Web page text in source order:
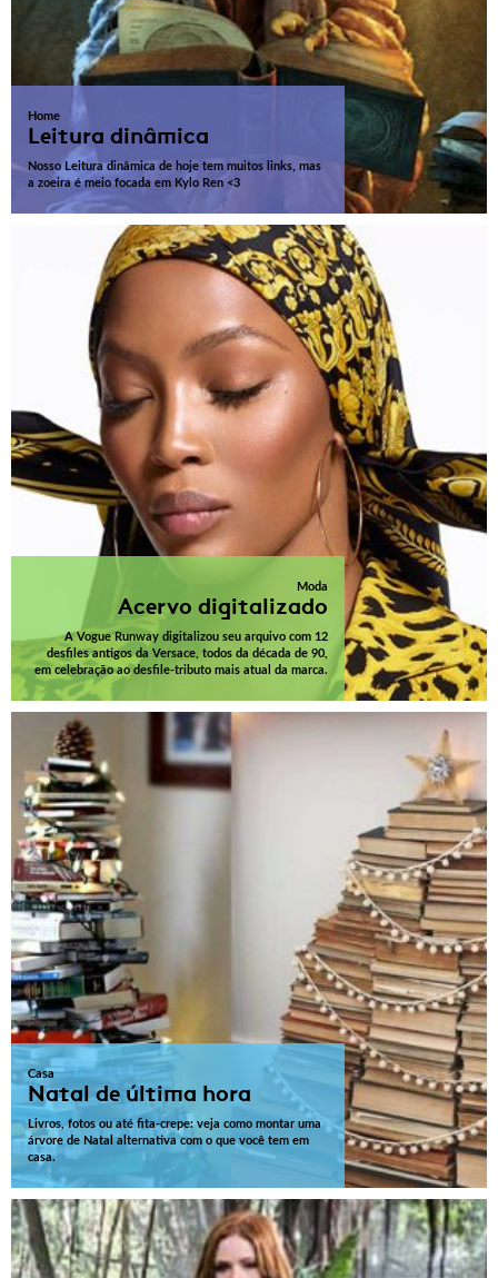
Home
Leitura dinâmica
Nosso Leitura dinâmica de hoje tem muitos links, mas
a zoeira é meio focada em Kylo Ren <3
Moda
Acervo digitalizado
A Vogue Runway digitalizou seu arquivo com 12
desfiles antigos da Versace, todos da década de 90,
em celebração ao desfile-tributo mais atual da marca.
Casa
Natal de última hora
Livros, fotos ou até fita-crepe: veja como montar uma
árvore de Natal alternativa com o que você tem em
casa.